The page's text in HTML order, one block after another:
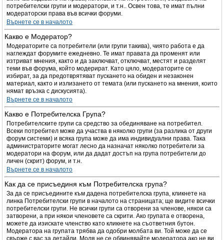
потребителски групи и модератори, и т.н.. Освен това, те имат пълни
модераторски права във всички форуми.
Върнете се в началото
Какво е Модератор?
Модераторите са потребители (или групи такива), чиято работа е да
наглеждат форумите ежедневно. Те имат правата да променят или
изтриват мнения, както и да заключват, отключват, местят и разделят
теми във форума, който модерират. Като цяло, модераторите се
избират, за да предотврятяват пускането на обиден и незаконен
материал, както и излизането от темата (или пускането на мнения, които
нямат връзка с дискусията).
Върнете се в началото
Какво е Потребителска Група?
Потребителските групи са средство за обединяване на потребител.
Всеки потребител може да участва в няколко групи (за разлика от други
форум системи) и всяка група може да има индивидуални права. Така
администраторите могат лесно да назначат няколко потребители за
модератори на форум, или да дадат достъп на група потребители до
личен (скрит) форум, и т.н.
Върнете се в началото
Как да се присъединя към Потребителска група?
За да се присъедините към дадена потребителска група, кликнете на
линка Потребителски групи в началото на страницата; ще видите всички
потребителски групи. Не всички групи са отворени за членове, някои са
затворени, а при някои членовете са скрити. Ако групата е отворена,
можете да изискате членство като кликнете на съответния бутон.
Модератора на групата трябва да одобри молбата ви. Той може да се
свърже с вас за детайли. Моля не се обвинявайте модератора ако не ви